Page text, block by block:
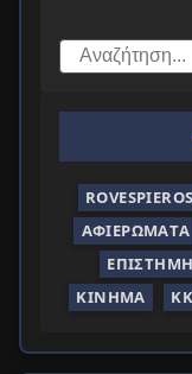
ROVESPIEROS
ΑΦΙΕΡΏΜΑΤΑ
ΚΊΝΗΜΑ